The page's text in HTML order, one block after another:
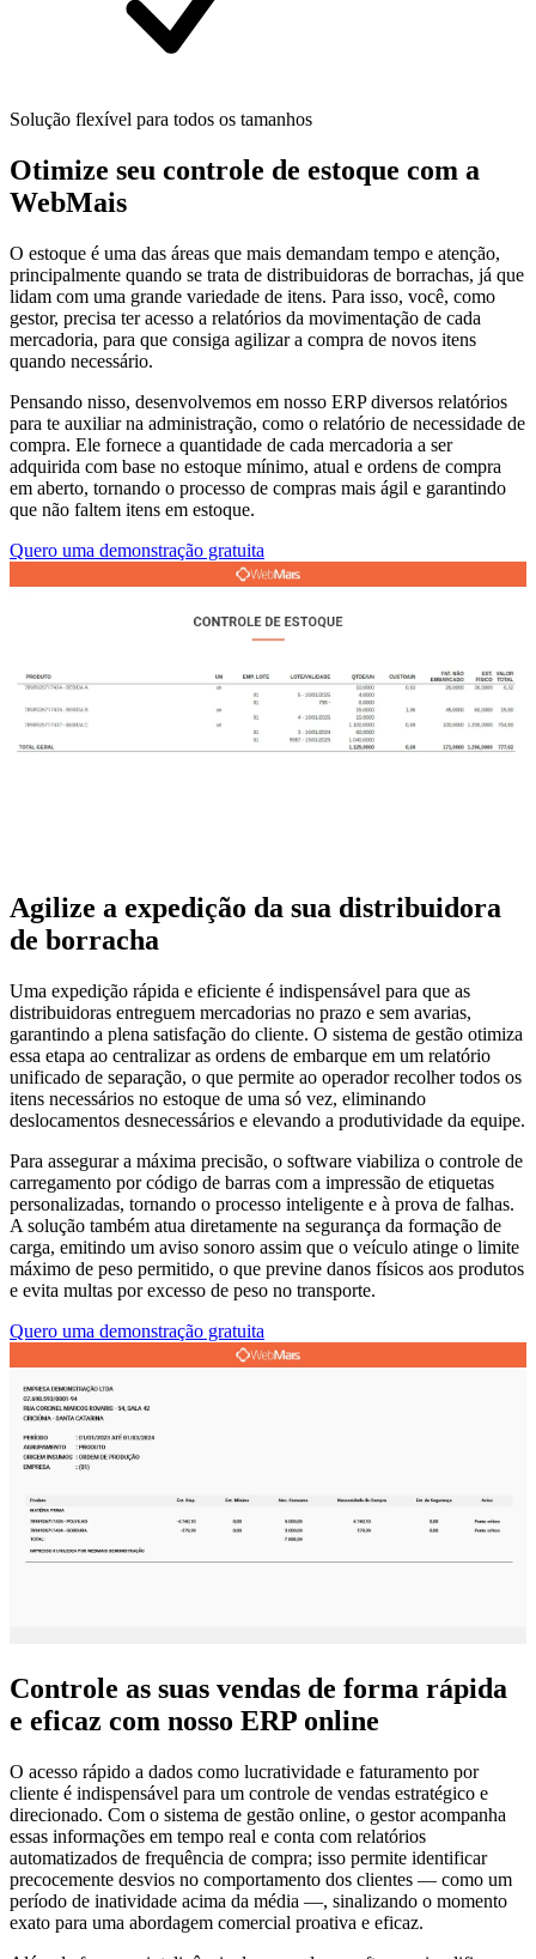
Solução flexível para todos os tamanhos
Otimize seu controle de estoque com a
WebMais
O estoque é uma das áreas que mais demandam tempo e atenção,
principalmente quando se trata de distribuidoras de borrachas, já que
lidam com uma grande variedade de itens. Para isso, você, como
gestor, precisa ter acesso a relatórios da movimentação de cada
mercadoria, para que consiga agilizar a compra de novos itens
quando necessário.
Pensando nisso, desenvolvemos em nosso ERP diversos relatórios
para te auxiliar na administração, como o relatório de necessidade de
compra. Ele fornece a quantidade de cada mercadoria a ser
adquirida com base no estoque mínimo, atual e ordens de compra
em aberto, tornando o processo de compras mais ágil e garantindo
que não faltem itens em estoque.
Quero uma demonstração gratuita
Agilize a expedição da sua distribuidora
de borracha
Uma expedição rápida e eficiente é indispensável para que as
distribuidoras entreguem mercadorias no prazo e sem avarias,
garantindo a plena satisfação do cliente. O sistema de gestão otimiza
essa etapa ao centralizar as ordens de embarque em um relatório
unificado de separação, o que permite ao operador recolher todos os
itens necessários no estoque de uma só vez, eliminando
deslocamentos desnecessários e elevando a produtividade da equipe.
Para assegurar a máxima precisão, o software viabiliza o controle de
carregamento por código de barras com a impressão de etiquetas
personalizadas, tornando o processo inteligente e à prova de falhas.
A solução também atua diretamente na segurança da formação de
carga, emitindo um aviso sonoro assim que o veículo atinge o limite
máximo de peso permitido, o que previne danos físicos aos produtos
e evita multas por excesso de peso no transporte.
Quero uma demonstração gratuita
Controle as suas vendas de forma rápida
e eficaz com nosso ERP online
O acesso rápido a dados como lucratividade e faturamento por
cliente é indispensável para um controle de vendas estratégico e
direcionado. Com o sistema de gestão online, o gestor acompanha
essas informações em tempo real e conta com relatórios
automatizados de frequência de compra; isso permite identificar
precocemente desvios no comportamento dos clientes — como um
período de inatividade acima da média —, sinalizando o momento
exato para uma abordagem comercial proativa e eficaz.